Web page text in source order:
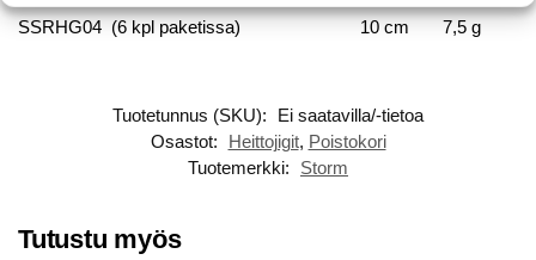
SSRHG04 (6 kpl paketissa) 10 cm 7,5 g
Tuotetunnus (SKU):
Ei saatavilla/-tietoa
Osastot:
Heittojigit, Poistokori
Tuotemerkki:
Storm
Tutustu myös